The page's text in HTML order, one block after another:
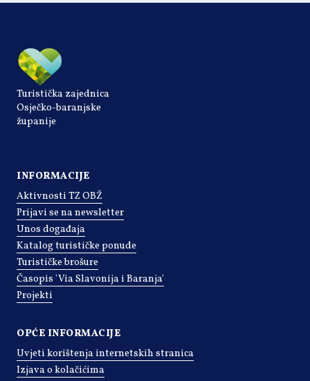
Turistička zajednica
Osječko-baranjske
županije
INFORMACIJE
Aktivnosti TZ OBŽ
Prijavi se na newsletter
Unos događaja
Katalog turističke ponude
Turističke brošure
Časopis 'Via Slavonija i Baranja'
Projekti
OPĆE INFORMACIJE
Uvjeti korištenja internetskih stranica
Izjava o kolačićima